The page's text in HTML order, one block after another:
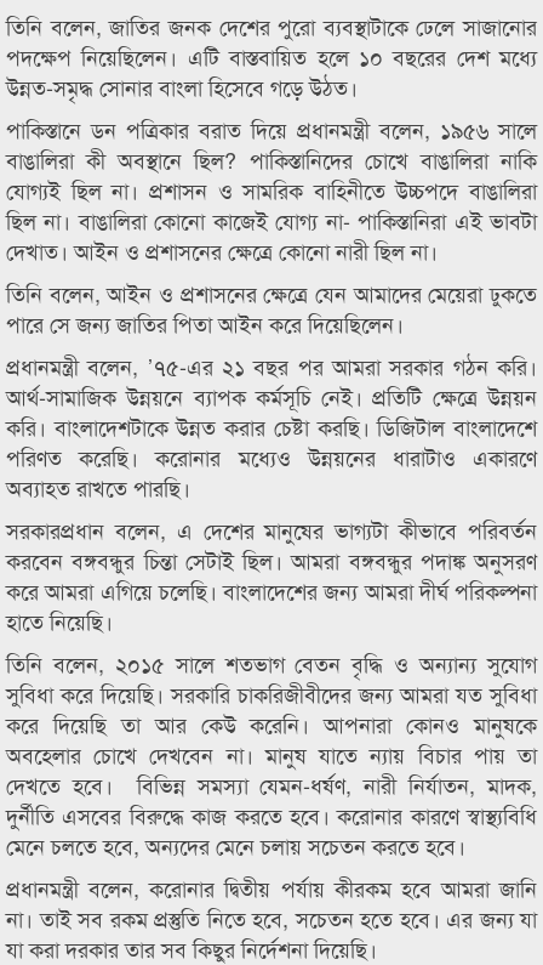
তিনি বলেন, জাতির জনক দেশের পুরো ব্যবস্থাটাকে ঢেলে সাজানোর
পদক্ষেপ নিয়েছিলেন। এটি বাস্তবায়িত হলে ১০ বছরের দেশ মধ্যে
উন্নত-সমৃদ্ধ সোনার বাংলা হিসেবে গড়ে উঠত।
পাকিস্তানে ডন পত্রিকার বরাত দিয়ে প্রধানমন্ত্রী বলেন, ১৯৫৬ সালে
বাঙালিরা কী অবস্থানে ছিল? পাকিস্তানিদের চোখে বাঙালিরা নাকি
যোগ্যই ছিল না। প্রশাসন ও সামরিক বাহিনীতে উচ্চপদে বাঙালিরা
ছিল না। বাঙালিরা কোনো কাজেই যোগ্য না- পাকিস্তানিরা এই ভাবটা
দেখাত। আইন ও প্রশাসনের ক্ষেত্রে কোনো নারী ছিল না।
তিনি বলেন, আইন ও প্রশাসনের ক্ষেত্রে যেন আমাদের মেয়েরা ঢুকতে
পারে সে জন্য জাতির পিতা আইন করে দিয়েছিলেন।
প্রধানমন্ত্রী বলেন, ’৭৫-এর ২১ বছর পর আমরা সরকার গঠন করি।
আর্থ-সামাজিক উন্নয়নে ব্যাপক কর্মসূচি নেই। প্রতিটি ক্ষেত্রে উন্নয়ন
করি। বাংলাদেশটাকে উন্নত করার চেষ্টা করছি। ডিজিটাল বাংলাদেশে
পরিণত করেছি। করোনার মধ্যেও উন্নয়নের ধারাটাও একারণে
অব্যাহত রাখতে পারছি।
সরকারপ্রধান বলেন, এ দেশের মানুষের ভাগ্যটা কীভাবে পরিবর্তন
করবেন বঙ্গবন্ধুর চিন্তা সেটাই ছিল। আমরা বঙ্গবন্ধুর পদাঙ্ক অনুসরণ
করে আমরা এগিয়ে চলেছি। বাংলাদেশের জন্য আমরা দীর্ঘ পরিকল্পনা
হাতে নিয়েছি।
তিনি বলেন, ২০১৫ সালে শতভাগ বেতন বৃদ্ধি ও অন্যান্য সুযোগ
সুবিধা করে দিয়েছি। সরকারি চাকরিজীবীদের জন্য আমরা যত সুবিধা
করে দিয়েছি তা আর কেউ করেনি। আপনারা কোনও মানুষকে
অবহেলার চোখে দেখবেন না। মানুষ যাতে ন্যায় বিচার পায় তা
দেখতে হবে। বিভিন্ন সমস্যা যেমন-ধর্ষণ, নারী নির্যাতন, মাদক,
দুর্নীতি এসবের বিরুদ্ধে কাজ করতে হবে। করোনার কারণে স্বাস্থ্যবিধি
মেনে চলতে হবে, অন্যদের মেনে চলায় সচেতন করতে হবে।
প্রধানমন্ত্রী বলেন, করোনার দ্বিতীয় পর্যায় কীরকম হবে আমরা জানি
না। তাই সব রকম প্রস্তুতি নিতে হবে, সচেতন হতে হবে। এর জন্য যা
যা করা দরকার তার সব কিছুর নির্দেশনা দিয়েছি।